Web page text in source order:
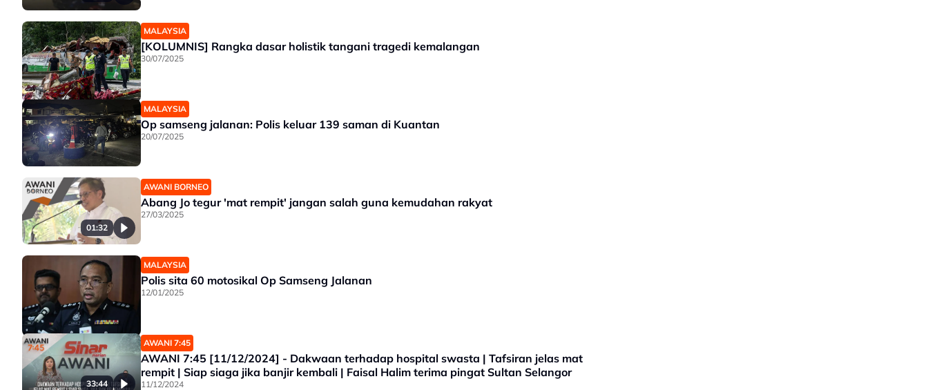
MALAYSIA
[KOLUMNIS] Rangka dasar holistik tangani tragedi kemalangan
30/07/2025
MALAYSIA
Op samseng jalanan: Polis keluar 139 saman di Kuantan
20/07/2025
01:32
AWANI BORNEO
Abang Jo tegur 'mat rempit' jangan salah guna kemudahan rakyat
27/03/2025
MALAYSIA
Polis sita 60 motosikal Op Samseng Jalanan
12/01/2025
33:44
AWANI 7:45
AWANI 7:45 [11/12/2024] - Dakwaan terhadap hospital swasta | Tafsiran jelas mat
rempit | Siap siaga jika banjir kembali | Faisal Halim terima pingat Sultan Selangor
11/12/2024